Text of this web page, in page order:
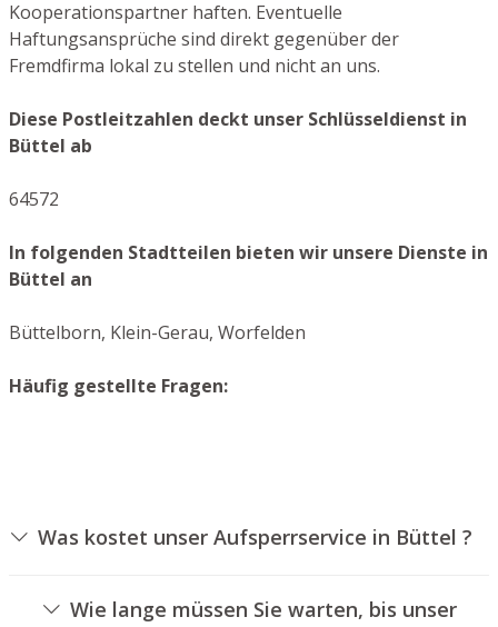
Kooperationspartner haften. Eventuelle
Haftungsansprüche sind direkt gegenüber der
Fremdfirma lokal zu stellen und nicht an uns.
Diese Postleitzahlen deckt unser Schlüsseldienst in
Büttel ab
64572
In folgenden Stadtteilen bieten wir unsere Dienste in
Büttel an
Büttelborn, Klein-Gerau, Worfelden
Häufig gestellte Fragen:
Was kostet unser Aufsperrservice in Büttel ?
hängen von unterschiedlichen Faktoren ab, wie
Wie lange müssen Sie warten, bis unser